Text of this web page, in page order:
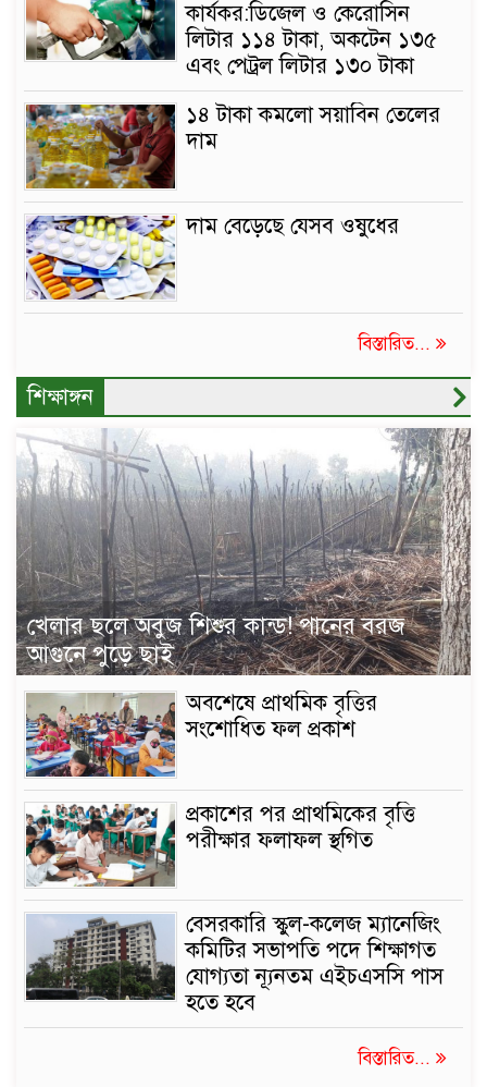
কার্যকর:ডিজেল ও কেরোসিন
লিটার ১১৪ টাকা, অকটেন ১৩৫
এবং পেট্রল লিটার ১৩০ টাকা
১৪ টাকা কমলো সয়াবিন তেলের
দাম
দাম বেড়েছে যেসব ওষুধের
বিস্তারিত...
শিক্ষাঙ্গন
খেলার ছলে অবুজ শিশুর কান্ড! পানের বরজ
আগুনে পুড়ে ছাই
অবশেষে প্রাথমিক বৃত্তির
সংশোধিত ফল প্রকাশ
প্রকাশের পর প্রাথমিকের বৃত্তি
পরীক্ষার ফলাফল স্থগিত
বেসরকারি স্কুল-কলেজ ম্যানেজিং
কমিটির সভাপতি পদে শিক্ষাগত
যোগ্যতা ন্যূনতম এইচএসসি পাস
হতে হবে
বিস্তারিত...